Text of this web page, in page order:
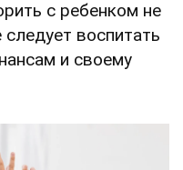
с ребенком не
воспитать
и своему